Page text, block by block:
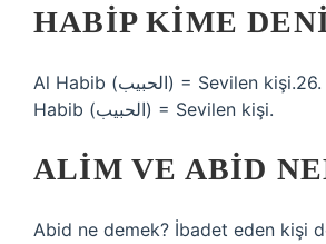
HABIP KIME
Al Habib (الحبيب) = Sevilen kişi.26. Ocak 2023Al
Habib (الحبيب) = Sevilen kişi.
ALIM VE ABID
Abid ne demek? İbadet eden kişi